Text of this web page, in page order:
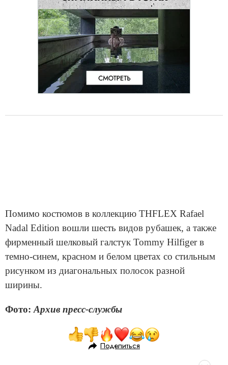
Помимо костюмов в коллекцию THFLEX Rafael
Nadal Edition вошли шесть видов рубашек, а также
фирменный шелковый галстук Tommy Hilfiger в
темно-синем, красном и белом цветах со стильным
рисунком из диагональных полосок разной
ширины.
Фото:Архив пресс-службы
Поделиться